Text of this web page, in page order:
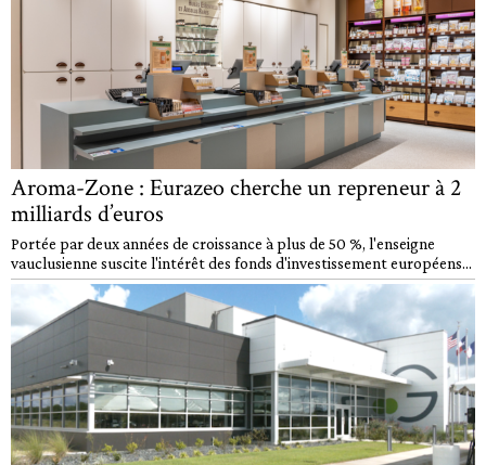
Aroma-Zone : Eurazeo cherche un repreneur à 2
milliards d’euros
Portée par deux années de croissance à plus de 50 %, l'enseigne
vauclusienne suscite l'intérêt des fonds d'investissement européens...